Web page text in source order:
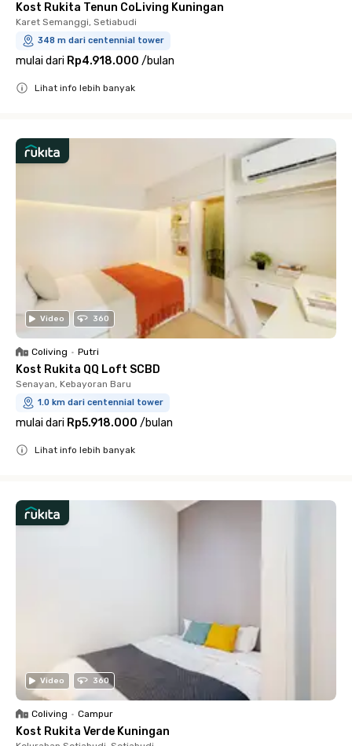
Kost Rukita Tenun CoLiving Kuningan
Karet Semanggi, Setiabudi
348 m dari centennial tower
mulai dari Rp4.918.000 /bulan
Lihat info lebih banyak
Video 360
Coliving • Putri
Kost Rukita QQ Loft SCBD
Senayan, Kebayoran Baru
1.0 km dari centennial tower
mulai dari Rp5.918.000 /bulan
Lihat info lebih banyak
Video 360
Coliving • Campur
Kost Rukita Verde Kuningan